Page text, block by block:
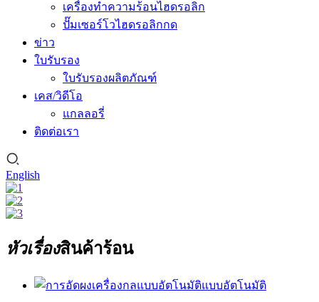
เครื่องทำความร้อนไฮดรอลิก
ปั๊มเซอร์โวไฮดรอลิกกด
ข่าว
ใบรับรอง
ใบรับรองผลิตภัณฑ์
เคส/วิดีโอ
แกลลอรี่
ติดต่อเรา
English
หัวเรื่องสินค้าร้อน